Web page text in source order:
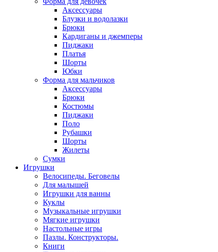
Аксессуары
Блузки и водолазки
Брюки
Кардиганы и джемперы
Пиджаки
Платья
Шорты
Юбки
Форма для мальчиков
Аксессуары
Брюки
Костюмы
Пиджаки
Поло
Рубашки
Шорты
Жилеты
Сумки
Игрушки
Велосипеды. Беговелы
Для малышей
Игрушки для ванны
Куклы
Музыкальные игрушки
Мягкие игрушки
Настольные игры
Пазлы. Конструкторы.
Книги